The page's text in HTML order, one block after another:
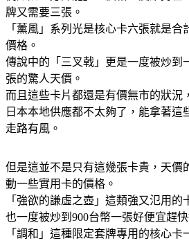
牌又需要三張。
「薰風」系列光是核心卡六張就是
價格。
傳說中的「三叉戟」更是一度被炒到
張的驚人天價。
而且這些卡片都還是有價無市的狀況
日本本地供應都不太夠了，能拿著這
走路有風。
但是這並不是只有這幾張卡貴，天價
動一些實用卡的價格。
「強欲的謙虛之壺」這類強又氾用的
也一度被炒到900台幣一張好便宜趕快
「調和」這種限定套牌專用的核心卡